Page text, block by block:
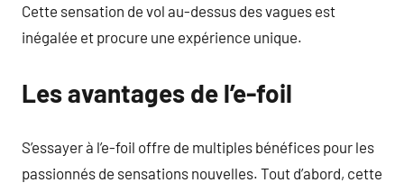
Cette sensation de vol au-dessus des vagues est
inégalée et procure une expérience unique.
Les avantages de l’e-foil
S’essayer à l’e-foil offre de multiples bénéfices pour les
passionnés de sensations nouvelles. Tout d’abord, cette